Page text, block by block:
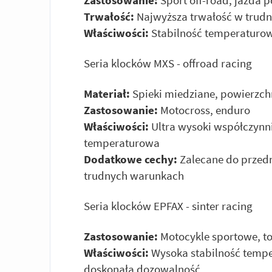
Trwałość: Najwyższa trwałość w
Właściwości: Stabilność
Seria klocków MXS - offroad racing
Materiał: Spieki miedziane,
Zastosowanie: Motocross, enduro
Właściwości: Ultra wysoki
temperaturowa
Dodatkowe cechy: Zalecane do
trudnych warunkach
Seria klocków EPFAX - sinter racing
Zastosowanie: Motocykle sportowe,
Właściwości: Wysoka stabilność